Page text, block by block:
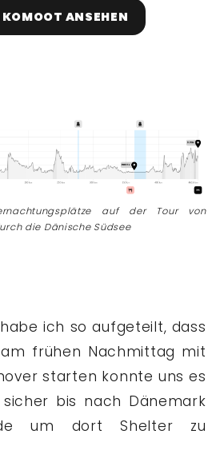
ANSEHEN
auf der Tour von
die Dänische Südsee
ich so aufgeteilt, dass
frühen Nachmittag mit
starten konnte uns es
bis nach Dänemark
um dort Shelter zu